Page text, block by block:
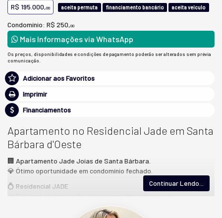
R$ 195.000,00 aceita permuta financiamento bancário aceita veículo
Condomínio: R$ 250,00
Mais Informações via WhatsApp
Os preços, disponibilidades e condições de pagamento poderão ser alterados sem prévia
comunicação.
Adicionar aos Favoritos
Imprimir
Financiamentos
Apartamento no Residencial Jade em Santa
Bárbara d'Oeste
🏢 Apartamento Jade Joias de Santa Bárbara.
💎 Ótimo oportunidade em condomínio fechado.
💍 Residencial JADE
📌 Excelente Localização, bairro com alto crescimento
Unidade com piso e box no banheiro
Continuar Lendo...